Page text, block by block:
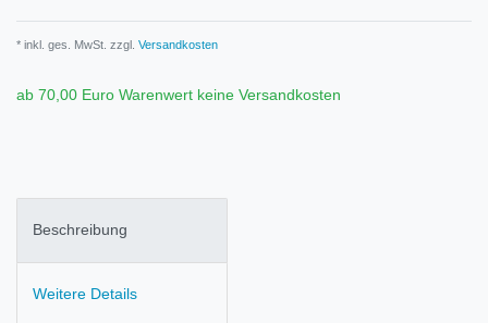
* inkl. ges. MwSt. zzgl. Versandkosten
ab 70,00 Euro Warenwert keine Versandkosten
Beschreibung
Weitere Details